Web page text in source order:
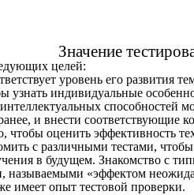
Значение
целей:
уровень его развития
узнать индивидуальные
и внести соответствующие
чтобы оценить эффективность
с различными тестами,
в будущем. Знакомство с
«эффектом
имеет опыт тестовой проверки.